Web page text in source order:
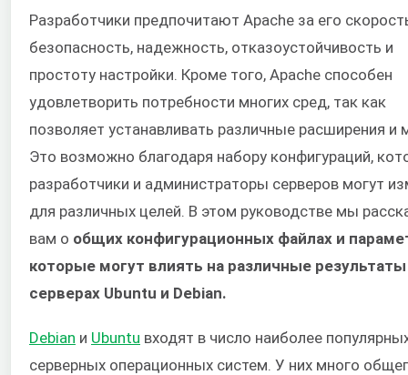
Разработчики предпочитают Apache за его
безопасность, надежность, отказоустойчивость и
простоту настройки. Кроме того, Apache способен
удовлетворить потребности многих сред, так как
позволяет устанавливать различные расширения и
Это возможно благодаря набору конфигураций,
разработчики и администраторы серверов могут
для различных целей. В этом руководстве мы
вам о общих конфигурационных файлах и
которые могут влиять на различные результаты
серверах Ubuntu и Debian.
Debian и Ubuntu входят в число наиболее
серверных операционных систем. У них много